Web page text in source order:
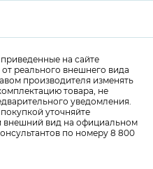
на сайте
от реального внешнего вида
производителя изменять
товара, не
уведомления.
уточняйте
внешний вид на официальном
по номеру 8 800